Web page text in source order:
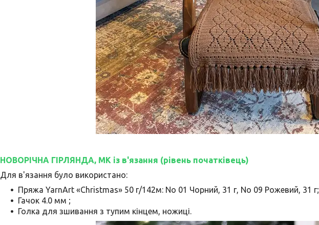
НОВОРІЧНА ГІРЛЯНДА, МК із в'язання (рівень початківець)
Для в'язання було використано:
Пряжа YarnArt «Christmas» 50 г/142м: No 01 Чорний, 31 г, No 09 Рожевий, 31 г;
Гачок 4.0 мм ;
Голка для зшивання з тупим кінцем, ножиці.